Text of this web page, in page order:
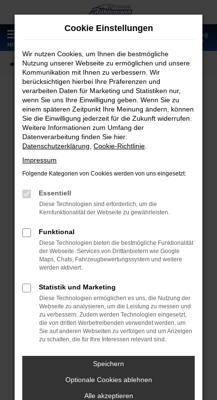
Zum
Hauptinhalt
springen
MENÜ
Startseite Fahrzeugangebote Fahrzeugmarkt
Fahrzeugmarkt
Fehler: Network Error
Beim Laden ist ein Fehler aufgetreten.
Hier sind ein paar Tipps, die dir helfen können:
Überprüfe deine Firewall und deine
Laden andere Webseiten, zum Beispiel
deine Suchmaschine?
Prüfe deine Browsererweiterungen.
Manche Erweiterungen, wie Werbeblocker,
können das Laden bestimmter Seiten
verhindern. Funktioniert die Seite in einem
anderen Browser oder in einem privaten
Fenster?
Starte dein Gerät neu.
vorübergehende Probleme zu beheben.
Betriebssystem auf dem neuesten Stand
Cookie Einstellungen
Wir nutzen Cookies, um Ihnen die bestmögliche
Nutzung unserer Webseite zu ermöglichen und unsere
Kommunikation mit Ihnen zu verbessern. Wir
berücksichtigen hierbei Ihre Präferenzen und
verarbeiten Daten für Marketing und Statistiken nur,
wenn Sie uns Ihre Einwilligung geben. Wenn Sie zu
einem späteren Zeitpunkt Ihre Meinung ändern, können
Sie die Einwilligung jederzeit für die Zukunft widerrufen.
Weitere Informationen zum Umfang der
Datenverarbeitung finden Sie hier:
Datenschutzerklärung Cookie-Richtlinie
Impressum
Folgende Kategorien von Cookies werden von uns eingesetzt:
Essentiell
Diese Technologien sind erforderlich, um die
Kernfunktionalität der Webseite zu gewährleisten.
Funktional
Diese Technologien bieten die bestmögliche Funktionalität
der Webseite. Services von Drittanbietern wie Google
Maps, Chats, Fahrzeugbewertungssystem und weitere
werden aktiviert.
Statistik und Marketing
Diese Technologien ermöglichen es uns, die Nutzung der
Webseite zu analysieren, um die Leistung zu messen und
zu verbessern. Zudem werden Technologien eingesetzt,
die von dritten Werbetreibenden verwendet werden, um
Sie auf anderen Webseiten zu verfolgen und um Anzeigen
zu schalten, die für Ihre Interessen relevant sind.
Speichern
Optionale Cookies ablehnen
Alle akzeptieren